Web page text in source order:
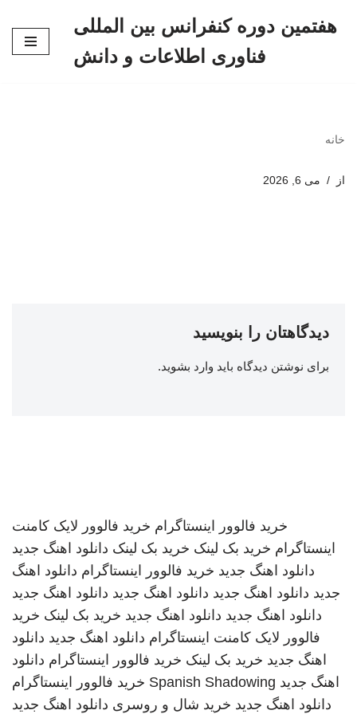
هفتمین دوره کنفرانس بین المللی
فناوری اطلاعات و دانش
خانه
از می 6, 2026
دیدگاهتان را بنویسید
برای نوشتن دیدگاه باید وارد بشوید.
خرید فالوور اینستاگرام خرید فالوور لایک کامنت
اینستاگرام خرید بک لینک خرید بک لینک دانلود اهنگ جدید
دانلود اهنگ جدید خرید فالوور اینستاگرام دانلود اهنگ
جدید دانلود اهنگ جدید دانلود اهنگ جدید دانلود اهنگ جدید
دانلود اهنگ جدید دانلود اهنگ جدید خرید بک لینک خرید
فالوور لایک کامنت اینستاگرام دانلود اهنگ جدید دانلود
اهنگ جدید خرید بک لینک خرید فالوور اینستاگرام دانلود
اهنگ جدید Spanish Shadowing خرید فالوور اینستاگرام
دانلود اهنگ جدید خرید شال و روسری دانلود اهنگ جدید